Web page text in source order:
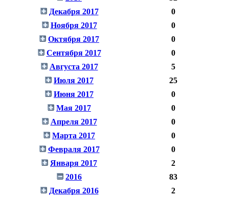
Декабря 2017
0
Ноября 2017
0
Октября 2017
0
Сентября 2017
0
Августа 2017
5
Июля 2017
25
Июня 2017
0
Мая 2017
0
Апреля 2017
0
Марта 2017
0
Февраля 2017
0
Января 2017
2
2016
83
Декабря 2016
2